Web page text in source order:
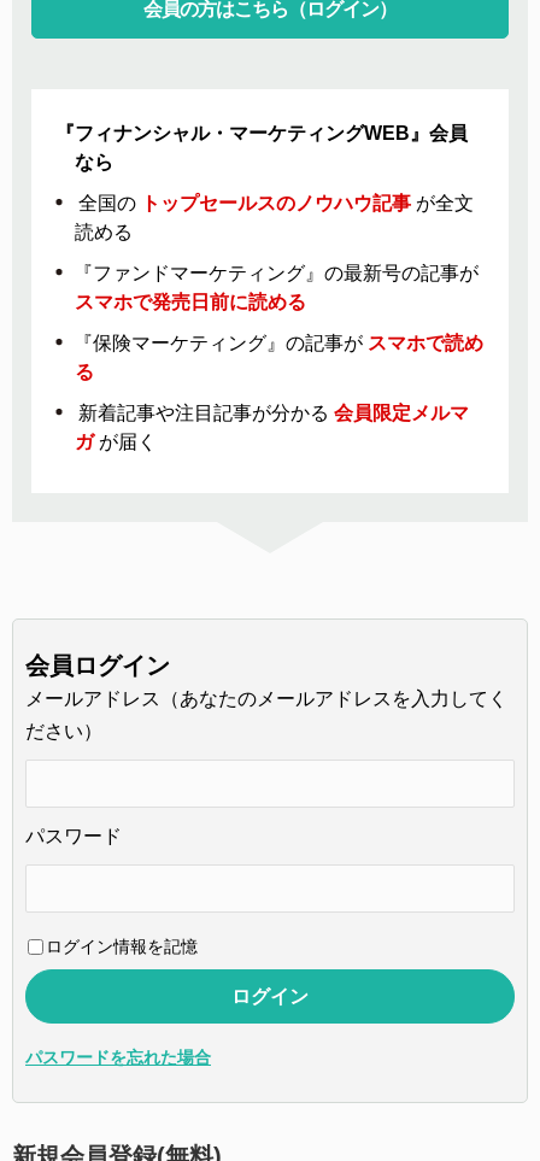
会員の方はこちら（ログイン）
『フィナンシャル・マーケティングWEB』会員
なら
全国の トップセールスのノウハウ記事 が全文
読める
『ファンドマーケティング』の最新号の記事が
スマホで発売日前に読める
『保険マーケティング』の記事が スマホで読め
る
新着記事や注目記事が分かる 会員限定メルマ
ガが届く
会員ログイン
メールアドレス（あなたのメールアドレスを入力してく
ださい）
パスワード
ログイン情報を記憶
パスワードを忘れた場合